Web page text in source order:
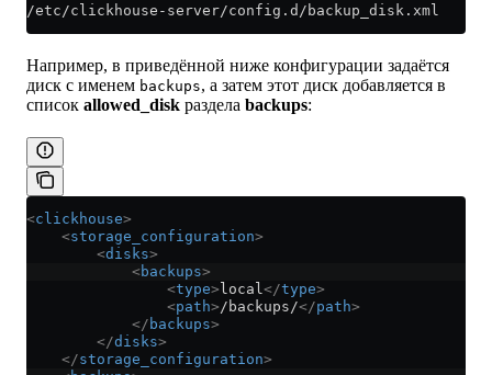
/etc/clickhouse-server/config.d/backup_disk.xml
Например, в приведённой ниже конфигурации задаётся
диск с именем backups, а затем этот диск добавляется в
список allowed_disk раздела backups:
<clickhouse>
    <
storage_configuration>
        <
disks>
            <
backups>
                <
type>local </type>
                <
path> /backups/</path>
            </
backups>
        </
disks>
    </
storage_configuration>